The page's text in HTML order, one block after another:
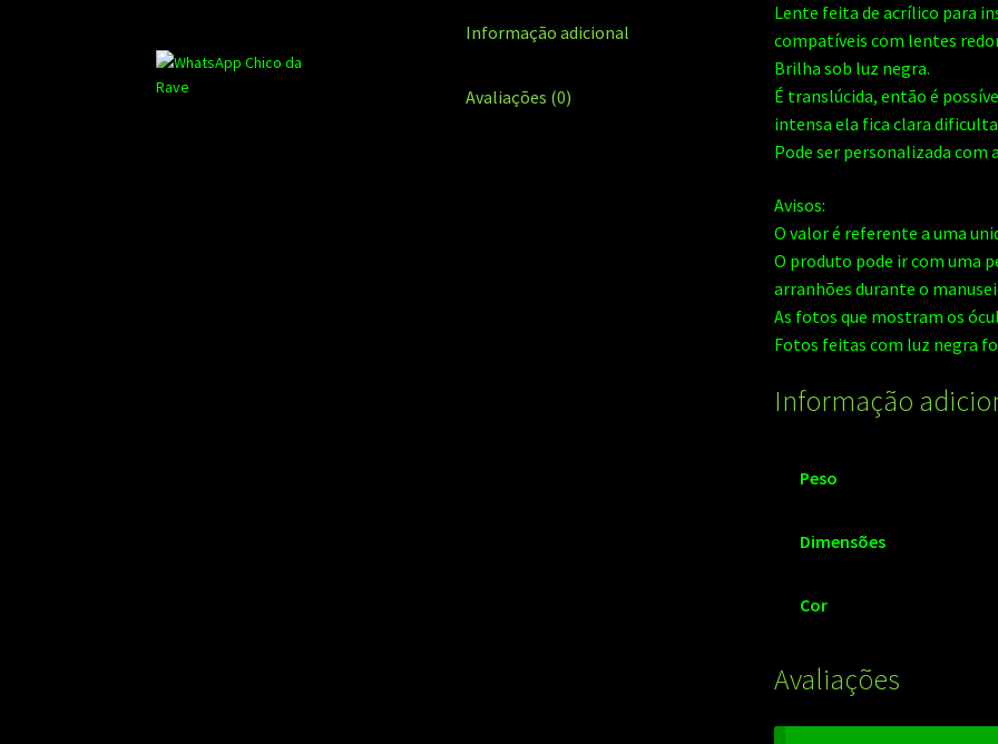
Informação adicional
Avaliações (0)
Lente feita de acrílico para
compatíveis com lentes
Brilha sob luz negra.
É translúcida, então é
intensa ela fica clara
Pode ser personalizada
Avisos:
O valor é referente a uma
O produto pode ir com uma
arranhões durante o
As fotos que mostram os
Fotos feitas com luz negra
Informação
Peso
Dimensões
Cor
Avaliações